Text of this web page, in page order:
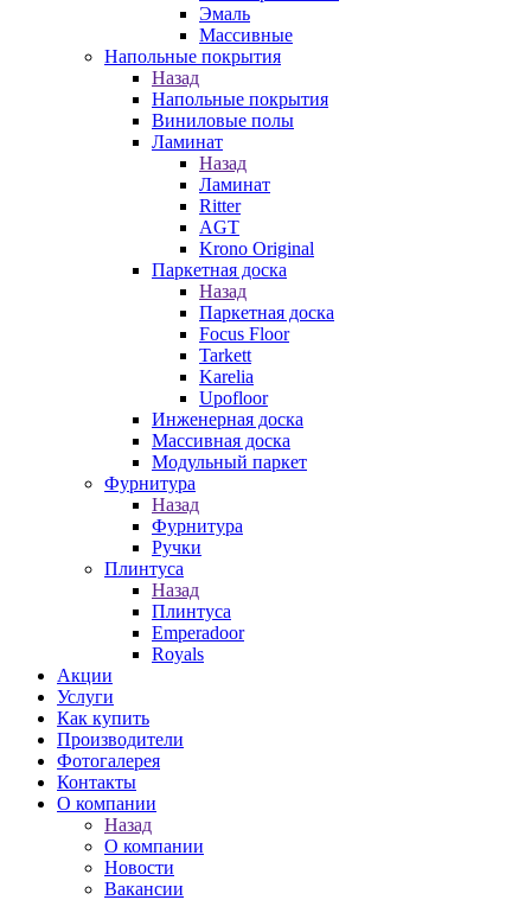
Эмаль
Массивные
Напольные покрытия
Назад
Напольные покрытия
Виниловые полы
Ламинат
Назад
Ламинат
Ritter
AGT
Krono Original
Паркетная доска
Назад
Паркетная доска
Focus Floor
Tarkett
Karelia
Upofloor
Инженерная доска
Массивная доска
Модульный паркет
Фурнитура
Назад
Фурнитура
Ручки
Плинтуса
Назад
Плинтуса
Emperadoor
Royals
Акции
Услуги
Как купить
Производители
Фотогалерея
Контакты
О компании
Назад
О компании
Новости
Вакансии